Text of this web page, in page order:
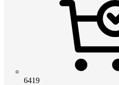
6419